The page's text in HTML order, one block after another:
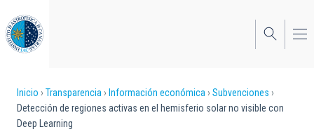
al
contenido
principal
Sobrescribir
enlaces
Inicio Transparencia Información económica
Subvenciones
Detección de regiones activas en el hemisferio solar no visible con
Deep Learning